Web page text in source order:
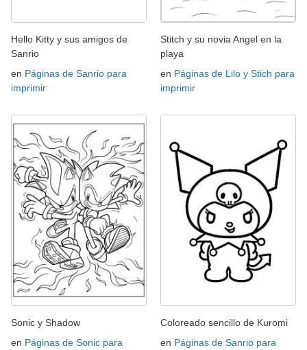
Hello Kitty y sus amigos de
Sanrio
en Páginas de Sanrio para
imprimir
Stitch y su novia Angel en la
playa
en Páginas de Lilo y Stich para
imprimir
Sonic y Shadow
en Páginas de Sonic para
Coloreado sencillo de Kuromi
en Páginas de Sanrio para